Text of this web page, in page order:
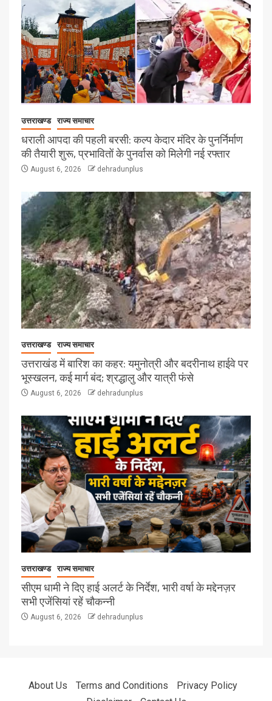
उत्तराखण्ड राज्य समाचार
धराली आपदा की पहली बरसी: कल्प केदार मंदिर के पुनर्निर्माण
की तैयारी शुरू, प्रभावितों के पुनर्वास को मिलेगी नई रफ्तार
August 6, 2026 dehradunplus
उत्तराखण्ड राज्य समाचार
उत्तराखंड में बारिश का कहर: यमुनोत्री और बदरीनाथ हाईवे पर
भूस्खलन, कई मार्ग बंद; श्रद्धालु और यात्री फंसे
August 6, 2026 dehradunplus
उत्तराखण्ड राज्य समाचार
सीएम धामी ने दिए हाई अलर्ट के निर्देश, भारी वर्षा के मद्देनज़र
सभी एजेंसियां रहें चौकन्नी
August 6, 2026 dehradunplus
About Us Terms and Conditions
Privacy Policy